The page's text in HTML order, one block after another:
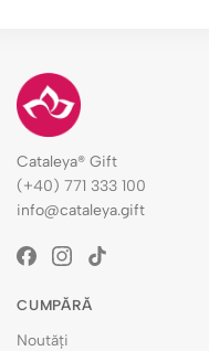
Cataleya® Gift
(+40) 771 333 100
info@cataleya.gift
CUMPĂRĂ
Noutăți